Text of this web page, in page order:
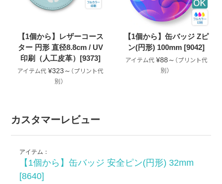
【1個から】レザーコース
ター 円形 直径8.8cm / UV
印刷（人工皮革）[9373]
¥323～
【1個から】缶バッジ Zピ
ン(円形) 100mm [9042]
¥88～
カスタマーレビュー
アイテム：
【1個から】缶バッジ 安全ピン(円形) 32mm
[8640]